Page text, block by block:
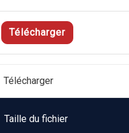
Télécharger
Télécharger
Taille du fichier